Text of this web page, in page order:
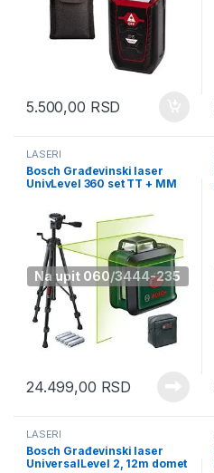
5.500,00 RSD
Na upit 060/3444-235
LASERI
Bosch Građevinski laser
UnivLevel 360 set TT + MM
24.499,00 RSD
LASERI
Bosch Građevinski laser
UniversalLevel 2, 12m domet